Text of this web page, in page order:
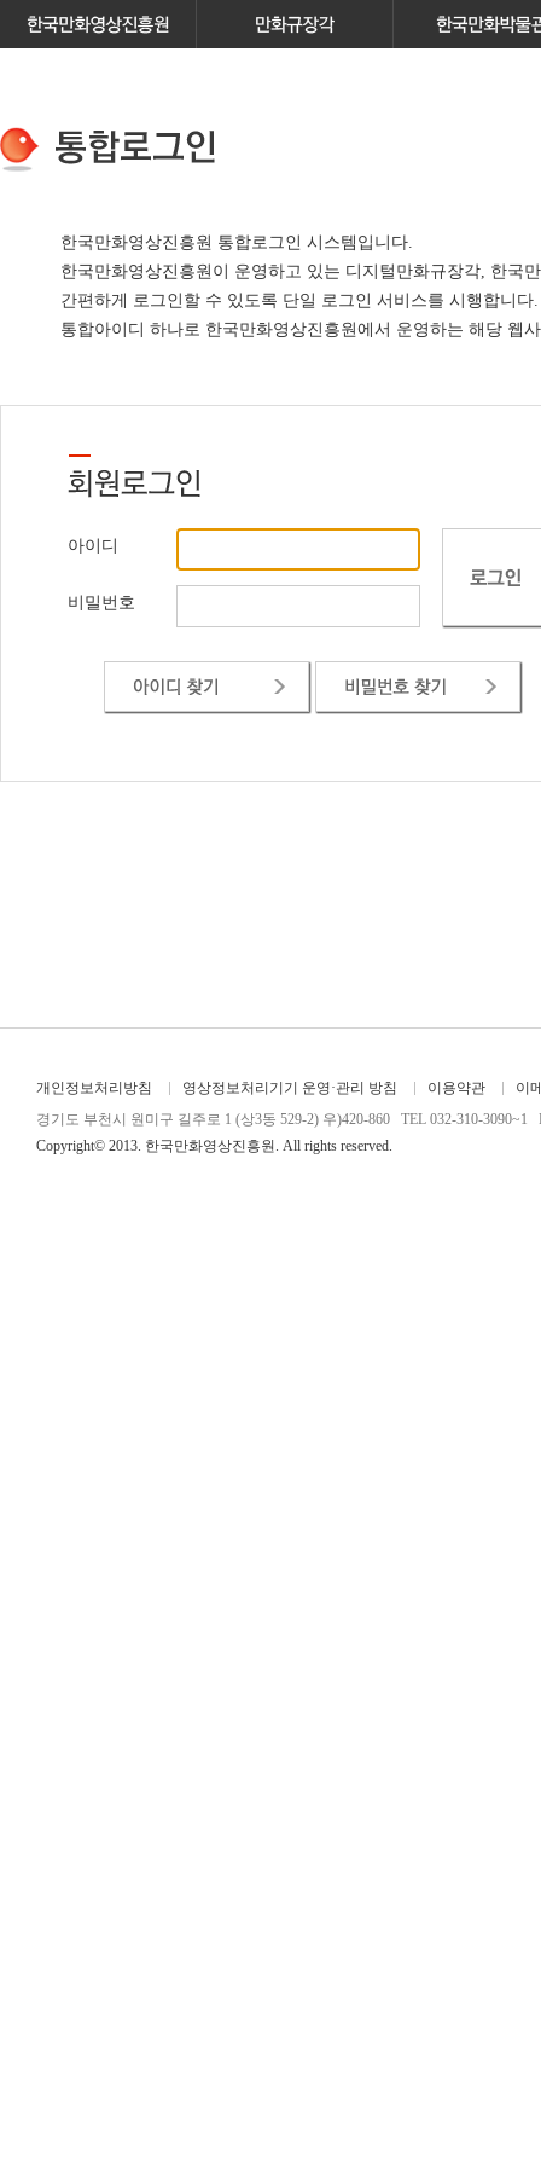
한국만화영상진흥원 통합로그인 시스템입니다.
한국만화영상진흥원이 운영하고 있는 디지털만화규장각, 한국
간편하게 로그인할 수 있도록 단일 로그인 서비스를 시행합니다.
통합아이디 하나로 한국만화영상진흥원에서 운영하는 해당 웹
아이디
비밀번호
개인정보처리방침 영상정보처리기기 운영·관리 방침 이용약관
이
경기도 부천시 원미구 길주로 1 (상3동 529-2) 우)420-860 TEL 032-310-3090~1
Copyright© 2013. 한국만화영상진흥원. All rights reserved.